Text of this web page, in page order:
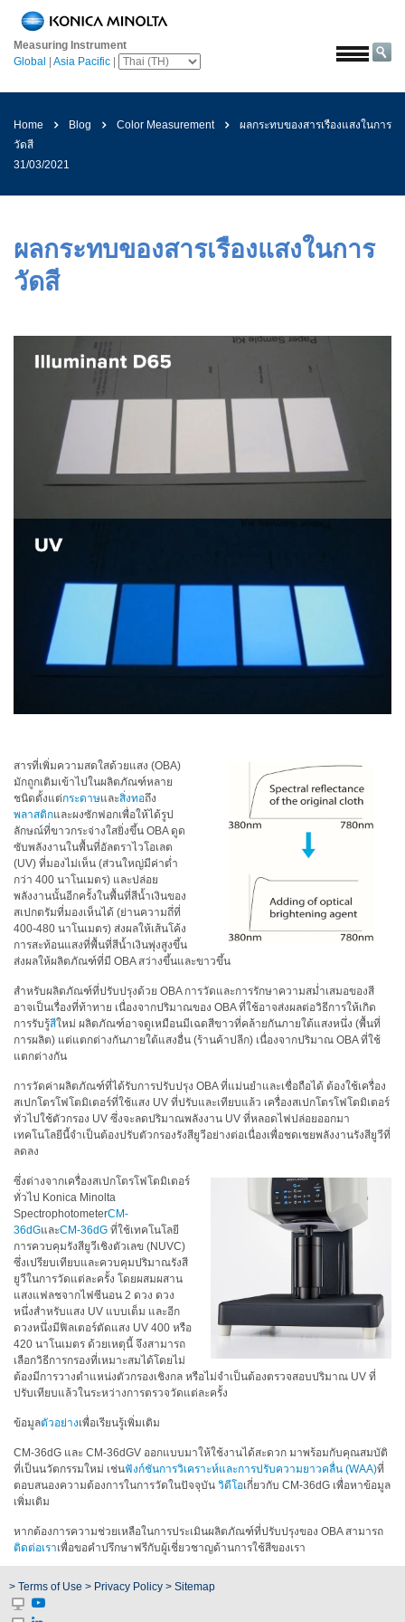
Measuring Instrument
Global
Asia Pacific
หน้า
หลัก
โซลูชั่น
การ
บิน
และ
อวกาศ
ยนต์
ก่อสร้าง
เคมีภัณฑ์
สาร
เคลือบ
บุคคล
และ
งาน
พิมพ์
สิ่ง
ทอ
สินค้า
การ
วัด
การ
วัด
ลักษณะ
พื้น
ผิว
การ
ถ่าย
ภาพ
ไฮ
เปอร์
สเปกตรัม
การ
วัด
ค่า
แสง
การ
วัด
จอภาพ
ผล
สินค้า
ที่
เลิก
แล้ว
ทรัพยากร
ดาวน์
Home Blog Color Measurement
ผลกระทบของสารเรืองแสงในการ
วัดสี
31/03/2021
ผลกระทบของสารเรืองแสงในการ
วัดสี
สารที่เพิ่มความสดใสด้วยแสง (OBA)
มักถูกเติมเข้าไปในผลิตภัณฑ์หลาย
ชนิดตั้งแต่กระดาษและสิ่งทอถึง
พลาสติกและผงซักฟอกเพื่อให้ได้รูป
ลักษณ์ที่ขาวกระจ่างใสยิ่งขึ้น OBA ดูด
ซับพลังงานในพื้นที่อัลตราไวโอเลต
(UV) ที่มองไม่เห็น (ส่วนใหญ่มีค่าต่ำ
กว่า 400 นาโนเมตร) และปล่อย
พลังงานนั้นอีกครั้งในพื้นที่สีน้ำเงินของ
สเปกตรัมที่มองเห็นได้ (ย่านความถึ่ที่
400-480 นาโนเมตร) ส่งผลให้เส้นโค้ง
การสะท้อนแสงที่พื้นที่สีน้ำเงินพุ่งสูงขึ้น
ส่งผลให้ผลิตภัณฑ์ที่มี OBA สว่างขึ้นและขาวขึ้น
สำหรับผลิตภัณฑ์ที่ปรับปรุงด้วย OBA การวัดและการรักษาความสม่ำเสมอของสี
อาจเป็นเรื่องที่ท้าทาย เนื่องจากปริมาณของ OBA ที่ใช้อาจส่งผลต่อวิธีการให้เกิด
การรับรู้สีใหม่ ผลิตภัณฑ์อาจดูเหมือนมีเฉดสีขาวที่คล้ายกันภายใต้แสงหนึ่ง (พื้นที่
การผลิต) แต่แตกต่างกันภายใต้แสงอื่น (ร้านค้าปลีก) เนื่องจากปริมาณ OBA ที่ใช้
แตกต่างกัน
การวัดค่าผลิตภัณฑ์ที่ได้รับการปรับปรุง OBA ที่แม่นยำและเชื่อถือได้ ต้องใช้เครื่อง
สเปกโตรโฟโตมิเตอร์ที่ใช้แสง UV ที่ปรับและเทียบแล้ว เครื่องสเปกโตรโฟโตมิเตอร์
ทั่วไปใช้ตัวกรอง UV ซึ่งจะลดปริมาณพลังงาน UV ที่หลอดไฟปล่อยออกมา
เทคโนโลยีนี้จำเป็นต้องปรับตัวกรองรังสียูวีอย่างต่อเนื่องเพื่อชดเชยพลังงานรังสียูวีที่
ลดลง
ซึ่งต่างจากเครื่องสเปกโตรโฟโตมิเตอร์
ทั่วไป Konica Minolta
SpectrophotometerCM-
36dGและCM-36dG ที่ใช้เทคโนโลยี
การควบคุมรังสียูวีเชิงตัวเลข (NUVC)
ซึ่งเปรียบเทียบและควบคุมปริมาณรังสี
ยูวีในการวัดแต่ละครั้ง โดยผสมผสาน
แสงแฟลชจากไฟซีนอน 2 ดวง ดวง
หนึ่งสำหรับแสง UV แบบเต็ม และอีก
ดวงหนึ่งมีฟิลเตอร์ตัดแสง UV 400 หรือ
420 นาโนเมตร ด้วยเหตุนี้ จึงสามารถ
เลือกวิธีการกรองที่เหมาะสมได้โดยไม่
ต้องมีการวางตำแหน่งตัวกรองเชิงกล หรือไม่จำเป็นต้องตรวจสอบปริมาณ UV ที่
ปรับเทียบแล้วในระหว่างการตรวจวัดแต่ละครั้ง
ข้อมูลตัวอย่างเพื่อเรียนรู้เพิ่มเติม
CM-36dG และ CM-36dGV ออกแบบมาให้ใช้งานได้สะดวก มาพร้อมกับคุณสมบัติ
ที่เป็นนวัตกรรมใหม่ เช่นฟังก์ชันการวิเคราะห์และการปรับความยาวคลื่น (WAA)ที่
ตอบสนองความต้องการในการวัดในปัจจุบัน วิดีโอเกี่ยวกับ CM-36dG เพื่อหาข้อมูล
เพิ่มเติม
หากต้องการความช่วยเหลือในการประเมินผลิตภัณฑ์ที่ปรับปรุงของ OBA สามารถ
ติดต่อเราเพื่อขอคำปรึกษาฟรีกับผู้เชี่ยวชาญด้านการใช้สีของเรา
> Terms of Use > Privacy Policy > Sitemap